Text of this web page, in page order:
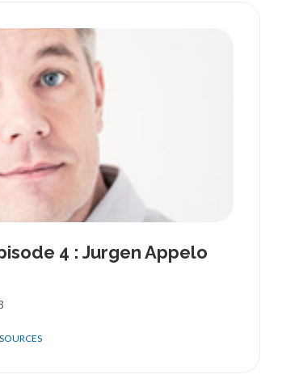
4 : Jurgen Appelo